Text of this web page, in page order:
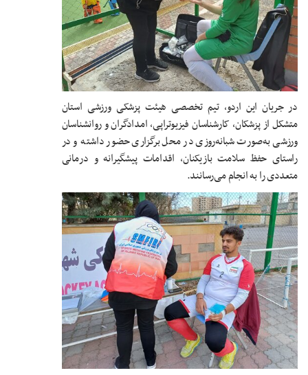
در جریان این اردو، تیم تخصصی هیئت پزشکی ورزشی استان
متشکل از پزشکان، کارشناسان فیزیوتراپی، امدادگران و روانشناسان
ورزشی به‌صورت شبانه‌روزی در محل برگزاری حضور داشته و در
راستای حفظ سلامت بازیکنان، اقدامات پیشگیرانه و درمانی
متعددی را به انجام می‌رسانند.